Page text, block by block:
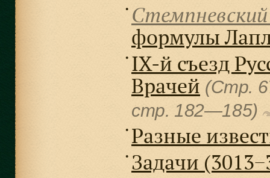
●
формулы
● IX-й съезд
Врачей (Стр.
cтр. 182—185)
● Разные
● Задачи